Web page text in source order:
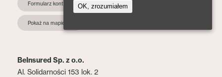
Formularz kontaktowy
Pokaż na mapie
BeInsured Sp. z o.o.
Al. Solidarności 153 lok. 2
OK, zrozumiałem